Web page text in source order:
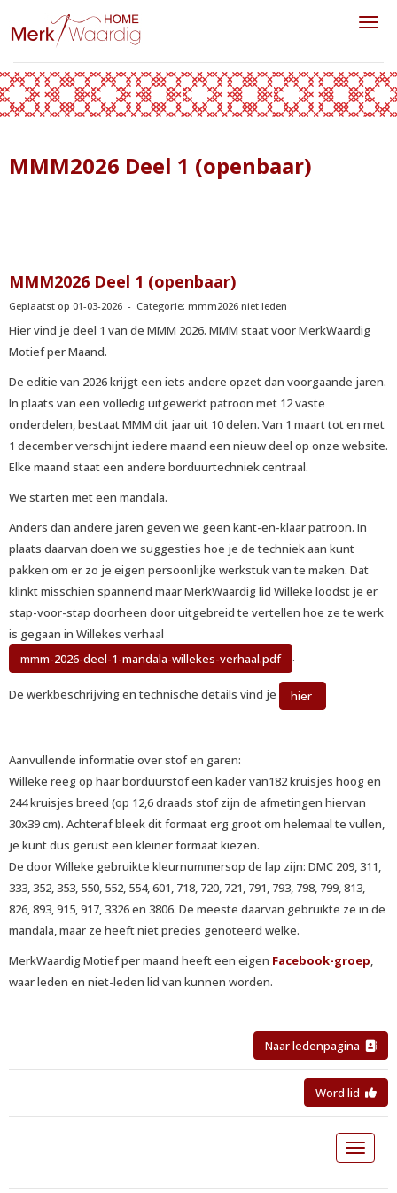
MMM2026 Deel 1 (openbaar)
MMM2026 Deel 1 (openbaar)
Geplaatst op 01-03-2026 - Categorie: mmm2026 niet leden
Hier vind je deel 1 van de MMM 2026. MMM staat voor MerkWaardig
Motief per Maand.
De editie van 2026 krijgt een iets andere opzet dan voorgaande jaren.
In plaats van een volledig uitgewerkt patroon met 12 vaste
onderdelen, bestaat MMM dit jaar uit 10 delen. Van 1 maart tot en met
1 december verschijnt iedere maand een nieuw deel op onze website.
Elke maand staat een andere borduurtechniek centraal.
We starten met een mandala.
Anders dan andere jaren geven we geen kant-en-klaar patroon. In
plaats daarvan doen we suggesties hoe je de techniek aan kunt
pakken om er zo je eigen persoonlijke werkstuk van te maken. Dat
klinkt misschien spannend maar MerkWaardig lid Willeke loodst je er
stap-voor-stap doorheen door uitgebreid te vertellen hoe ze te werk
is gegaan in Willekes verhaal
mmm-2026-deel-1-mandala-willekes-verhaal.pdf
.
De werkbeschrijving en technische details vind je hier
Aanvullende informatie over stof en garen:
Willeke reeg op haar borduurstof een kader van182 kruisjes hoog en
244 kruisjes breed (op 12,6 draads stof zijn de afmetingen hiervan
30x39 cm). Achteraf bleek dit formaat erg groot om helemaal te vullen,
je kunt dus gerust een kleiner formaat kiezen.
De door Willeke gebruikte kleurnummersop de lap zijn: DMC 209, 311,
333, 352, 353, 550, 552, 554, 601, 718, 720, 721, 791, 793, 798, 799, 813,
826, 893, 915, 917, 3326 en 3806. De meeste daarvan gebruikte ze in de
mandala, maar ze heeft niet precies genoteerd welke.
MerkWaardig Motief per maand heeft een eigen Facebook-groep,
waar leden en niet-leden lid van kunnen worden.
Naar ledenpagina
Word lid
Toggle